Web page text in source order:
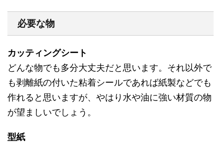
必要な物
カッティングシート
どんな物でも多分大丈夫だと思います。それ以外で
も剥離紙の付いた粘着シールであれば紙製などでも
作れると思いますが、やはり水や油に強い材質の物
が望ましいでしょう。
型紙